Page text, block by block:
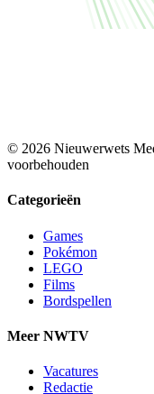
© 2026 Nieuwerwets
voorbehouden
Categorieën
Games
Pokémon
LEGO
Films
Bordspellen
Meer NWTV
Vacatures
Redactie